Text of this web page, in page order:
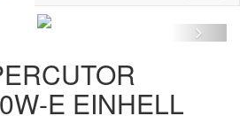
E EINHELL